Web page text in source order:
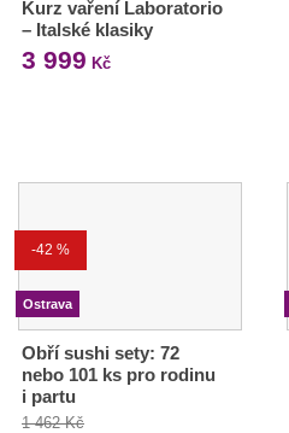
Kurz vaření Laboratorio
– Italské klasiky
3 999 Kč
-42 %
Ostrava
Obří sushi sety: 72
nebo 101 ks pro rodinu
i partu
1 462 Kč